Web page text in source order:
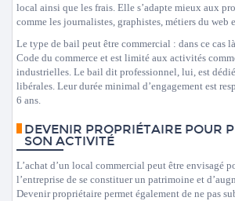
local ainsi que les frais. Elle s’adapte mieux aux
comme les journalistes, graphistes, métiers du web
Le type de bail peut être commercial : dans ce cas
Code du commerce et est limité aux activités
industrielles. Le bail dit professionnel, lui, est
libérales. Leur durée minimal d’engagement est
6 ans.
DEVENIR PROPRIÉTAIRE POUR
SON ACTIVITÉ
L’achat d’un local commercial peut être envisagé
l’entreprise de se constituer un patrimoine et
Devenir propriétaire permet également de ne pas